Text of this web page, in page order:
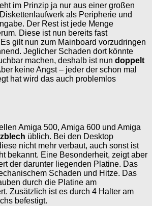
im Prinzip ja nur aus einer großen
als Peripherie und
Der Rest ist jede Menge
Diese ist nun bereits fast
gilt nun zum Mainboard vorzudringen
Jeglicher Schaden dort könnte
machen, deshalb ist nun doppelt
keine Angst – jeder der schon mal
hat wird das auch problemlos
Amiga 500, Amiga 600 und Amiga
üblich. Bei den Desktop
nicht mehr verbaut, auch sonst ist
bekannt. Eine Besonderheit, zeigt aber
der darunter liegenden Platine. Das
Schaden und Hitze. Das
durch die Platine am
Zusätzlich ist es durch 4 Halter am
befestigt.